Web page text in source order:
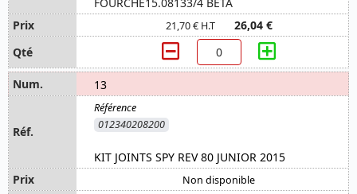
21,70 € H.T 26,04 €
13
012340208200
KIT JOINTS SPY REV 80 JUNIOR 2015
Non disponible